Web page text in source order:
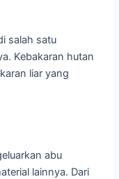
salah satu
Kebakaran hutan
liar yang
abu
lainnya. Dari